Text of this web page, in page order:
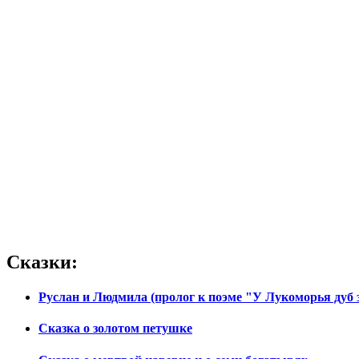
Сказки:
Руслан и Людмила (пролог к поэме "У Лукоморья дуб
Сказка о золотом петушке